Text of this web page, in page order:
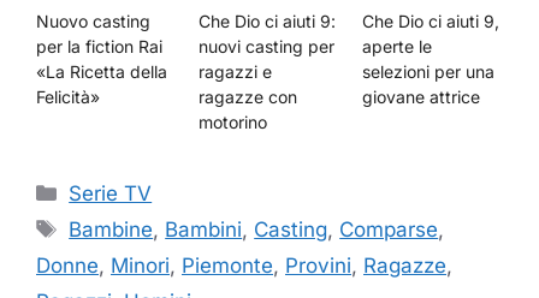
Nuovo casting
per la fiction Rai
«La Ricetta della
Felicità»
Che Dio ci aiuti 9:
nuovi casting per
ragazzi e
ragazze con
motorino
Che Dio ci aiuti 9,
aperte le
selezioni per una
giovane attrice
Categorie
Serie TV
Tag
Bambine, Bambini, Casting, Comparse,
Donne, Minori, Piemonte, Provini, Ragazze,